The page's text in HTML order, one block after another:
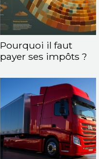
Pourquoi il faut
payer ses impôts ?